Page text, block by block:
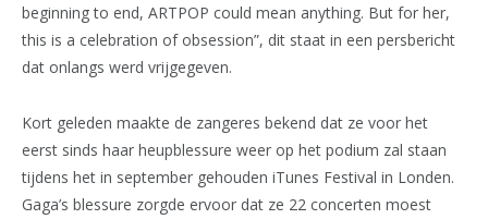
beginning to end, ARTPOP could mean anything. But for her,
this is a celebration of obsession”, dit staat in een persbericht
dat onlangs werd vrijgegeven.
Kort geleden maakte de zangeres bekend dat ze voor het
eerst sinds haar heupblessure weer op het podium zal staan
tijdens het in september gehouden iTunes Festival in Londen.
Gaga’s blessure zorgde ervoor dat ze 22 concerten moest